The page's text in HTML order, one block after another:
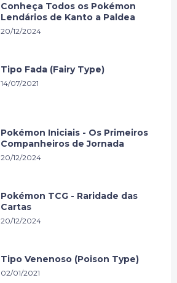
Conheça Todos os Pokémon
Lendários de Kanto a Paldea
20/12/2024
Tipo Fada (Fairy Type)
14/07/2021
Pokémon Iniciais - Os Primeiros
Companheiros de Jornada
20/12/2024
Pokémon TCG - Raridade das
Cartas
20/12/2024
Tipo Venenoso (Poison Type)
02/01/2021